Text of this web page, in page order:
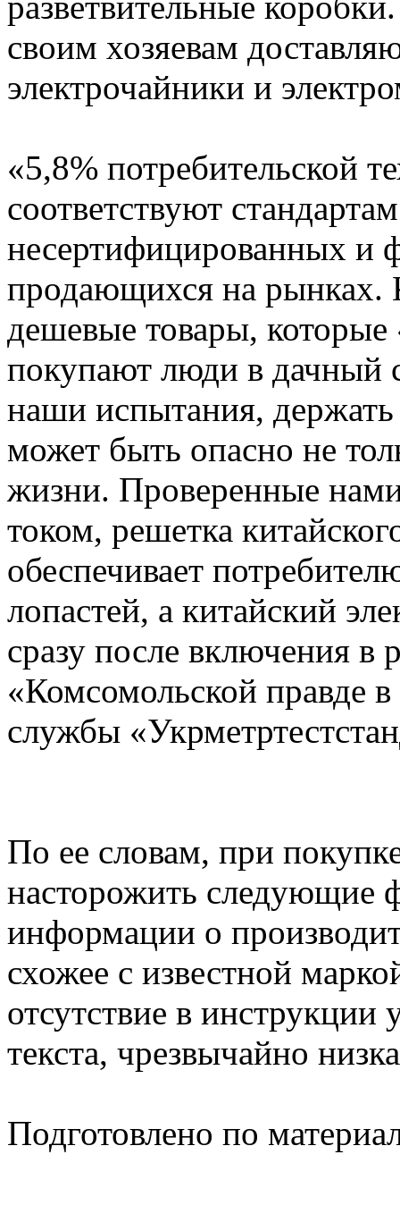
своим хозяевам
электрочайники и
«5,8% потребительской
соответствуют
несертифицированных и
продающихся на рынках.
дешевые товары,
покупают люди в дачный
наши испытания,
может быть опасно не
жизни. Проверенные
током, решетка
обеспечивает
лопастей, а китайский
сразу после включения в
«Комсомольской правде
службы
По ее словам, при
насторожить следующие
информации о
схожее с известной
отсутствие в инструкции
текста, чрезвычайно
Подготовлено по